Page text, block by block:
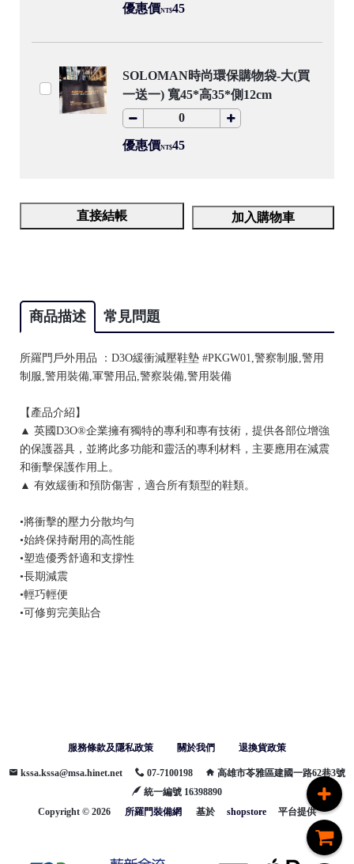
優惠價NT$45
SOLOMAN時尚環保購物袋-大(買
一送一) 寬45*高35*側12cm
優惠價NT$45
直接結帳 加入購物車
商品描述 常見問題
所羅門戶外用品 ：D3O緩衝減壓鞋墊 #PKGW01,警察制服,警用
制服,警用裝備,軍警用品,警察裝備,警用裝備
【產品介紹】
▲ 英國D3O®企業擁有獨特的專利和專有技術，提供各部位增強
的保護器具，並將此多功能和靈活的專利材料，主要應用在減震
和衝擊保護作用上。
▲ 有效緩衝和預防傷害，適合所有類型的鞋類。
•將衝擊的壓力分散均勻
•始終保持耐用的高性能
•塑造優秀舒適和支撐性
•長期減震
•輕巧輕便
•可修剪完美貼合
服務條款及隱私政策 關於我們 退換貨政策
kssa.kssa@msa.hinet.net 07-7100198
高雄市苓雅區建國一路62巷3號
統一編號 16398890
Copyright © 2026 所羅門裝備網 基於 shopstore 平台提供